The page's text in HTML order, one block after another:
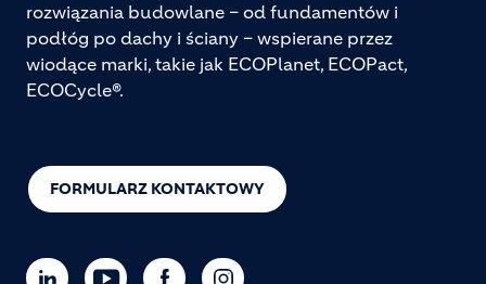
FORMULARZ KONTAKTOWY
rozwiązania budowlane – od fundamentów i
podłóg po dachy i ściany – wspierane przez
wiodące marki, takie jak ECOPlanet, ECOPact,
ECOCycle®.